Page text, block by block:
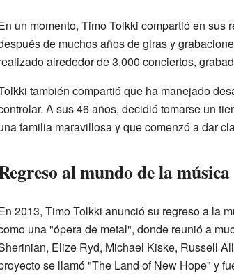
un momento, Timo Tolkki compartió en
de muchos años de giras y
alrededor de 3,000 conciertos,
también compartió que ha manejado
A sus 46 años, decidió tomarse un
familia maravillosa y que comenzó a dar
al mundo de la música
2013, Timo Tolkki anunció su regreso a la
una "ópera de metal", donde reunió a
Elize Ryd, Michael Kiske, Russell
se llamó "The Land of New Hope" y